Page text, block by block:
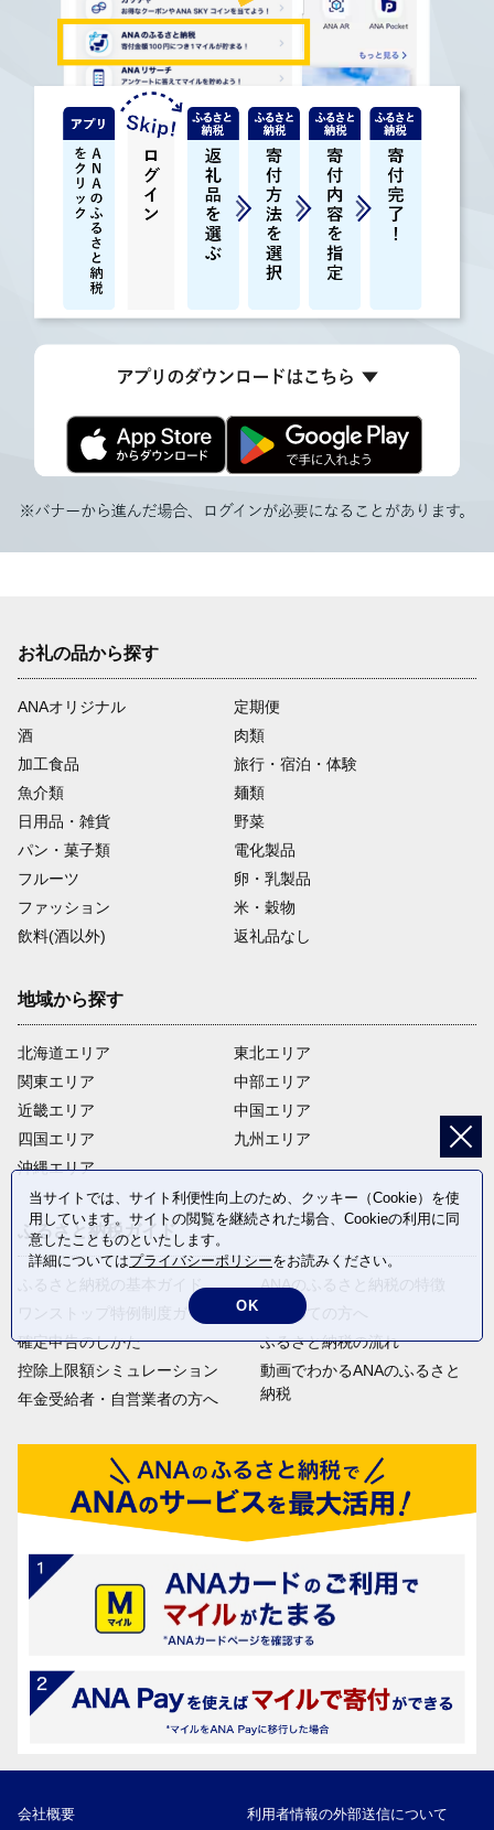
お礼の品から探す
ANAオリジナル
定期便
酒
肉類
加工食品
旅行・宿泊・体験
魚介類
麺類
日用品・雑貨
野菜
パン・菓子類
電化製品
フルーツ
卵・乳製品
ファッション
米・穀物
飲料(酒以外)
返礼品なし
地域から探す
北海道エリア
関東エリア
近畿エリア
四国エリア
沖縄エリア
東北エリア
中部エリア
中国エリア
九州エリア
ふるさと納税ガイド
ふるさと納税の基本ガイド
ワンストップ特例制度ガイド
確定申告のしかた
控除上限額シミュレーション
年金受給者・自営業者の方へ
ANAのふるさと納税の特徴
はじめての方へ
ふるさと納税の流れ
動画でわかるANAのふるさと
納税
会社概要 利用者情報の外部送信について
当サイトでは、サイト利便性向上のため、クッキー（Cookie）を使
用しています。サイトの閲覧を継続された場合、Cookieの利用に同
意したことものといたします。
詳細についてはプライバシーポリシーをお読みください。
OK